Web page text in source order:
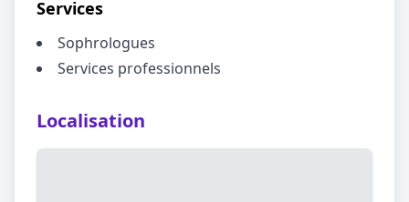
Services
Sophrologues
Services professionnels
Localisation